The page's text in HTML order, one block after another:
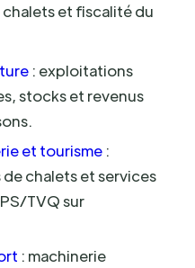
et fiscalité du
: exploitations
stocks et revenus
et tourisme :
chalets et services
TVQ sur
: machinerie